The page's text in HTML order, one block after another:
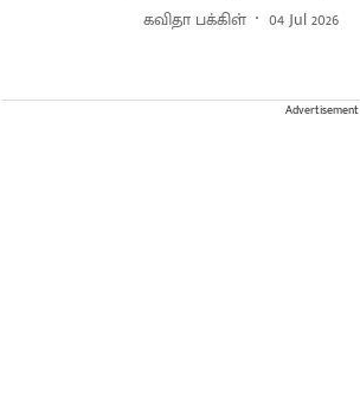
கவிதா பக்கிள் 04 Jul 2026
Advertisement